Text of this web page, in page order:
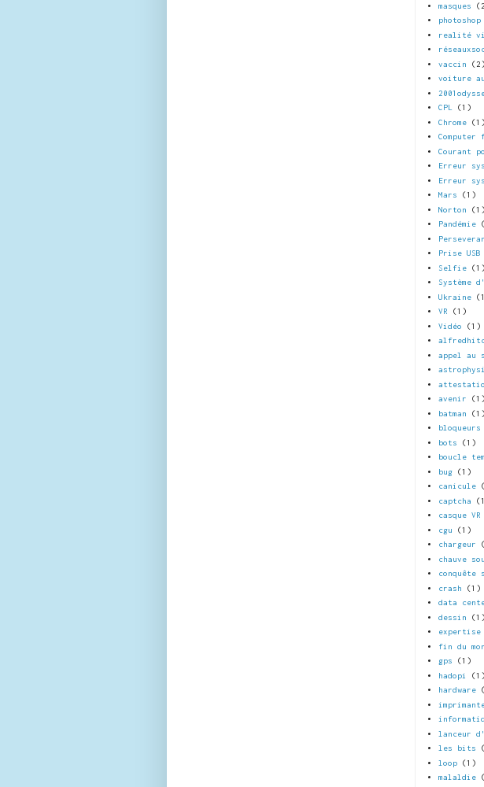
masques
photoshop
realité
vaccin
(2)
voiture
CPL
(1)
Chrome
(1)
Computer
Courant
Erreur
Erreur
Mars
(1)
Norton
(1)
Pandémie
Prise USB
Selfie
(1)
Système
Ukraine
VR
(1)
Vidéo
(1)
appel au
avenir
(1)
batman
(1)
bloqueurs
bots
(1)
boucle
bug
(1)
canicule
captcha
casque
cgu
(1)
chargeur
chauve
conquête
crash
(1)
data
dessin
(1)
expertise
fin du
gps
(1)
hadopi
(1)
hardware
lanceur
les bits
loop
(1)
malaldie